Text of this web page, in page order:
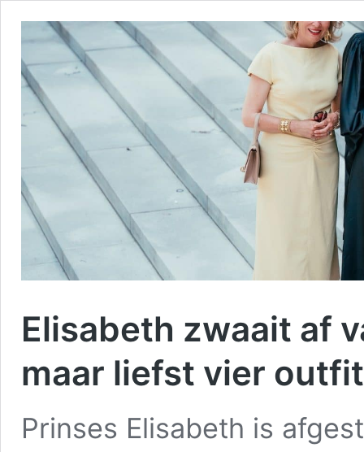
Elisabeth zwaait af
maar liefst vier
Prinses Elisabeth is